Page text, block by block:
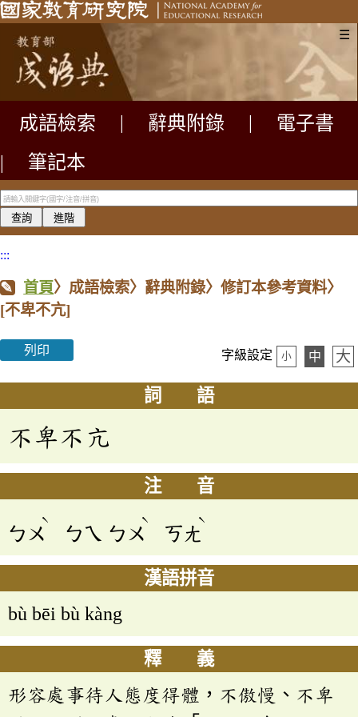
☰
成語檢索 辭典附錄
電子書
|
筆記本
:::
首頁〉成語檢索〉辭典附錄〉修訂本參考資料〉
[不卑不亢]
列印 字級設定 小 中 大
詞 語
不卑不亢
注 音
ㄅㄨ
ˋ
ㄅㄟ ㄅㄨ
ˋ
ㄎㄤ
ˋ
漢語拼音
bù bēi bù kàng
釋 義
形容處事待人態度得體，不傲慢、不卑